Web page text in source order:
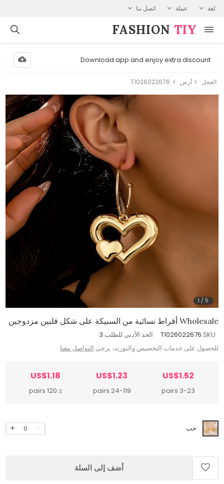
لغة عملة اتصل بنا
FASHION⁠ TIY
Download app and enjoy extra discount
العجل أرض T1026022676
1 / 5
Wholesale أقراط نسائية من السبيكة على شكل قلبين مزدوجين
SKU:
T1026022676 الحد الأدنى للطلب:3
للحصول على خدمات التخصيص والتوريد، يرجى التواصل معنا
US$1.52
3-23 pairs
US$1.23
24-119 pairs
US$1.18
≥ 120 pairs
حب 0
أضف إلى السلة